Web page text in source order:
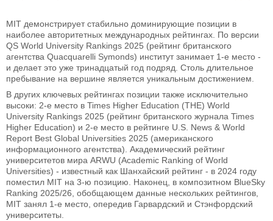
MIT демонстрирует стабильно доминирующие позиции в
наиболее авторитетных международных рейтингах. По версии
QS World University Rankings 2025 (рейтинг британского
агентства Quacquarelli Symonds) институт занимает 1-е место -
и делает это уже тринадцатый год подряд. Столь длительное
пребывание на вершине является уникальным достижением.
В других ключевых рейтингах позиции также исключительно
высоки: 2-е место в Times Higher Education (THE) World
University Rankings 2025 (рейтинг британского журнала Times
Higher Education) и 2-е место в рейтинге U.S. News & World
Report Best Global Universities 2025 (американского
информационного агентства). Академический рейтинг
университетов мира ARWU (Academic Ranking of World
Universities) - известный как Шанхайский рейтинг - в 2024 году
поместил MIT на 3-ю позицию. Наконец, в композитном BlueSky
Ranking 2025/26, обобщающем данные нескольких рейтингов,
MIT занял 1-е место, опередив Гарвардский и Стэнфордский
университеты.